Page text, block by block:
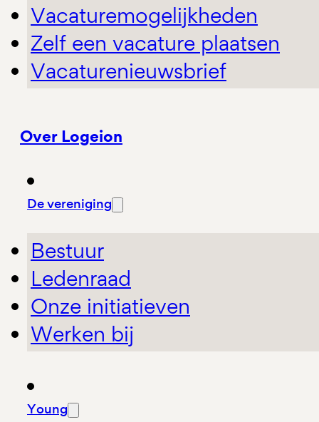
Vacaturemogelijkheden
Zelf een vacature plaatsen
Vacaturenieuwsbrief
Over Logeion
De vereniging
Bestuur
Ledenraad
Onze initiatieven
Werken bij
Young